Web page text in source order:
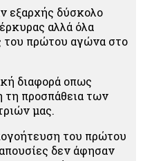
εξαρχής δύσκολο
αλλά όλα
του πρώτου αγώνα στο
διαφορά οπως
τη προσπάθεια των
μας.
του πρώτου
δεν άφησαν